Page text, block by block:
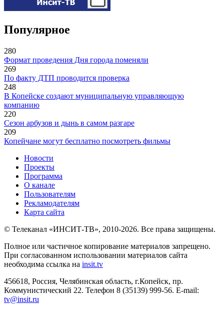
Популярное
280
Формат проведения Дня города поменяли
269
По факту ДТП проводится проверка
248
В Копейске создают муниципальную управляющую
компанию
220
Сезон арбузов и дынь в самом разгаре
209
Копейчане могут бесплатно посмотреть фильмы
Новости
Проекты
Программа
О канале
Пользователям
Рекламодателям
Карта сайта
© Телеканал «ИНСИТ-ТВ», 2010-2026. Все права защищены.
Полное или частичное копирование материалов запрещено.
При согласованном использовании материалов сайта
необходима ссылка на insit.tv
456618, Россия, Челябинская область, г.Копейск, пр.
Коммунистический 22. Телефон 8 (35139) 999-56. E-mail:
tv@insit.ru